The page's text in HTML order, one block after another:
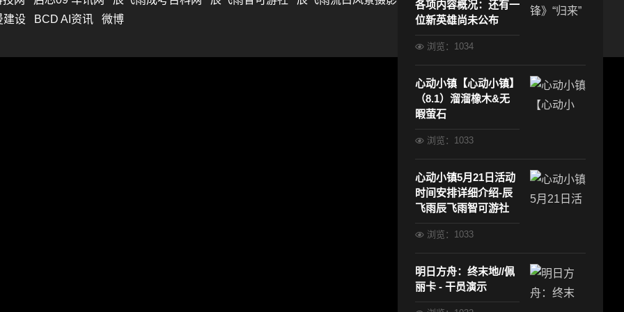
各项内容概况：还有一
位新英雄尚未公布
浏览：1034
心动小镇【心动小镇】
（8.1）溜溜橡木&无
暇萤石
浏览：1033
心动小镇5月21日活动
时间安排详细介绍-辰
飞雨辰飞雨智可游社
浏览：1033
明日方舟：终末地//佩
丽卡 - 干员演示
建设
BCD AI资讯 微博